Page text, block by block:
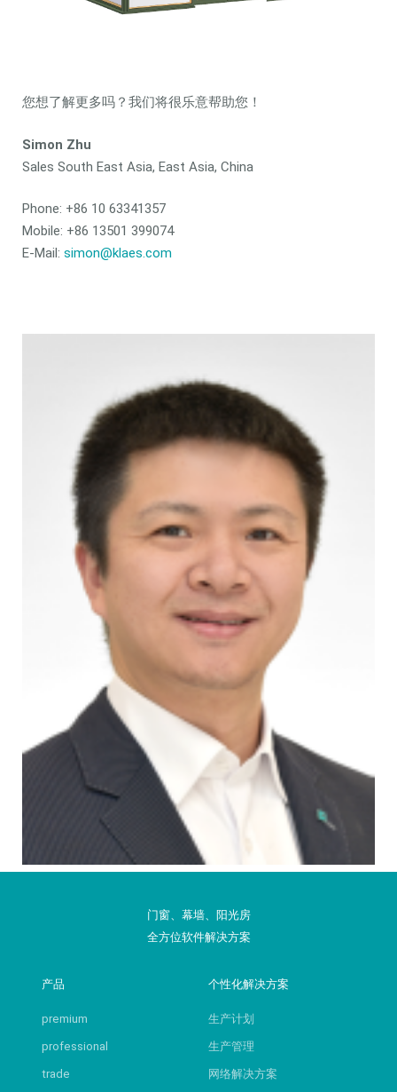
您想了解更多吗？我们将很乐意帮助您！
Simon Zhu
Sales South East Asia, East Asia, China
Phone: +86 10 63341357
Mobile: +86 13501 399074
E-Mail: simon@klaes.com
门窗、幕墙、阳光房
全方位软件解决方案
产品
premium
professional
trade
个性化解决方案
生产计划
生产管理
网络解决方案